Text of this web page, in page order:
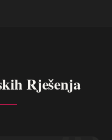
Rješenja